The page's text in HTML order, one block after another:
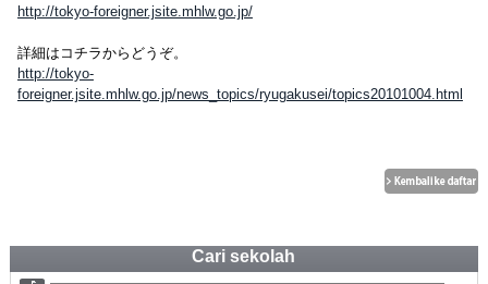
http://tokyo-foreigner.jsite.mhlw.go.jp/
詳細はコチラからどうぞ。
http://tokyo-
foreigner.jsite.mhlw.go.jp/news_topics/ryugakusei/topics20101004.html
Cari sekolah